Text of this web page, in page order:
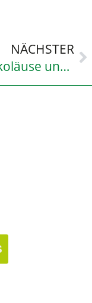
NÄCHSTER
100 Nikoläuse und Geld gespendet – eine Aktion der 7b